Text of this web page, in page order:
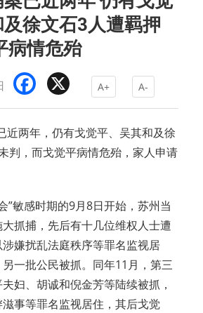
徐文石3人遭羁押
病情危殆
Facebook A+ A-
近两年，仍有戈觉平、吴其和及徐
判，而戈觉平病情危殆，家人申请
”敏感时期的9月8日开始，苏州当
抓捕，先后有十几位维权人士遭
嫌扰乱法庭秩序等罪名监视居
一批公民被抓。同年11月，第三
妇、胡诚和倪金芳等陆续被抓，
事等罪名监视居住，其后戈觉